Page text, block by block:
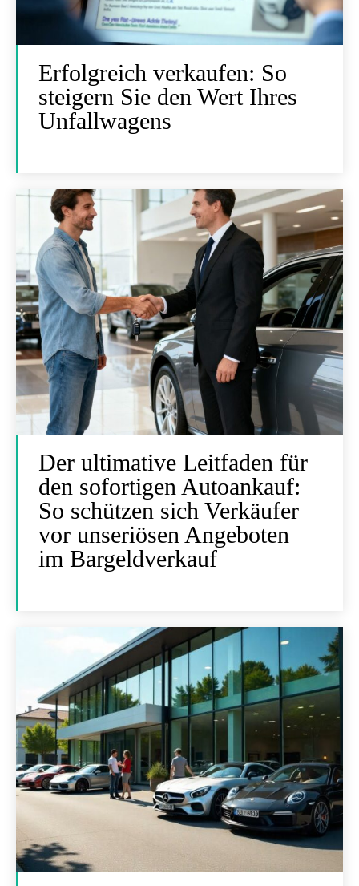
Erfolgreich verkaufen: So
steigern Sie den Wert Ihres
Unfallwagens
Der ultimative Leitfaden für
den sofortigen Autoankauf:
So schützen sich Verkäufer
vor unseriösen Angeboten
im Bargeldverkauf